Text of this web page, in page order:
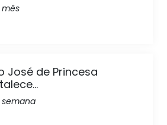
mês
José de Princesa
semana